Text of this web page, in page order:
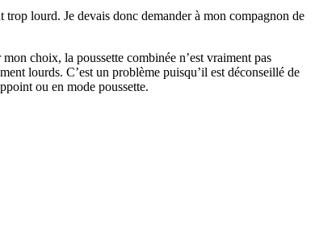
lourd. Je devais donc demander à mon compagnon de
choix, la poussette combinée n’est vraiment pas
lourds. C’est un problème puisqu’il est déconseillé de
ou en mode poussette.